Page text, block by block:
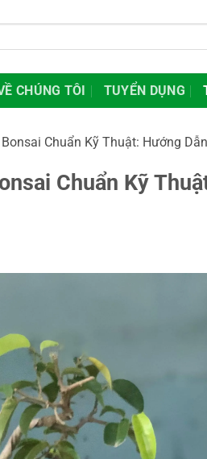
CHÚNG TÔI TUYỂN DỤNG
Chuẩn Kỹ Thuật: Hướng
Chuẩn Kỹ